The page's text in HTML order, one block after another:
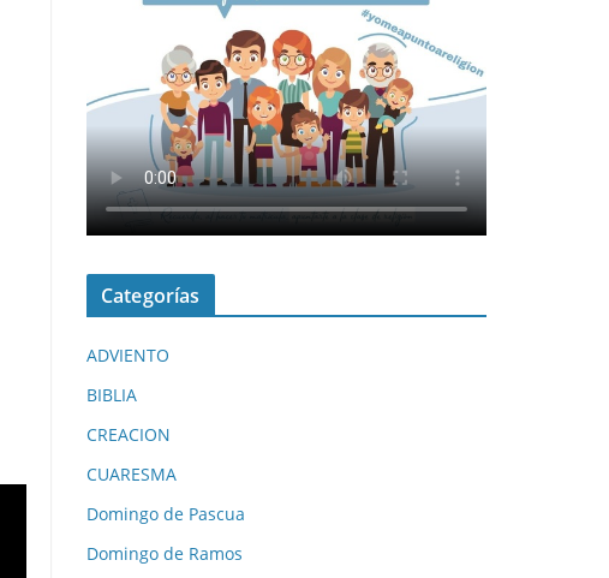
Categorías
ADVIENTO
BIBLIA
CREACION
CUARESMA
Domingo de Pascua
Domingo de Ramos